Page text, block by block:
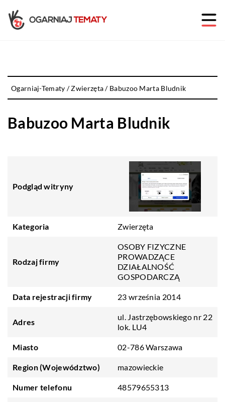
Ogarniaj-Tematy /Zwierzęta/ Babuzoo Marta Bludnik
Babuzoo Marta Bludnik
Podgląd witryny
Kategoria Zwierzęta
Rodzaj firmy
OSOBY FIZYCZNE
PROWADZĄCE
DZIAŁALNOŚĆ
GOSPODARCZĄ
Data rejestracji firmy 23 września 2014
Adres
ul. Jastrzębowskiego nr 22
lok. LU4
Miasto 02-786 Warszawa
Region (Województwo) mazowieckie
Numer telefonu 48579655313